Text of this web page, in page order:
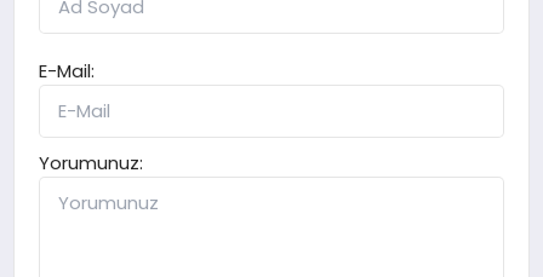
E-Mail:
Yorumunuz: